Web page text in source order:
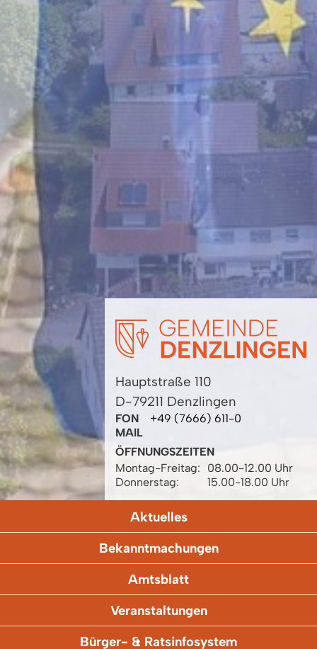
Hauptstraße 110
D-79211 Denzlingen
FON
+49 (7666) 611-0
MAIL
ÖFFNUNGSZEITEN
Montag-Freitag:
08.00-12.00 Uhr
Donnerstag:
15.00-18.00 Uhr
Aktuelles
Bekanntmachungen
Amtsblatt
Veranstaltungen
Bürger- & Ratsinfosystem